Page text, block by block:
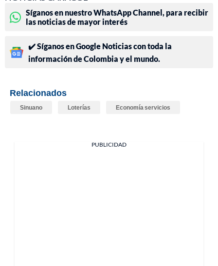
Síganos en nuestro WhatsApp Channel, para recibir
las noticias de mayor interés
✔️ Síganos en Google Noticias con toda la
información de Colombia y el mundo.
Relacionados
Sinuano Loterías Economía servicios
PUBLICIDAD